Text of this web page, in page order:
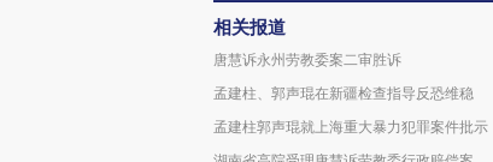
相关报道
唐慧诉永州劳教委案二审胜诉
孟建柱、郭声琨在新疆检查指导反恐维稳
孟建柱郭声琨就上海重大暴力犯罪案件批示